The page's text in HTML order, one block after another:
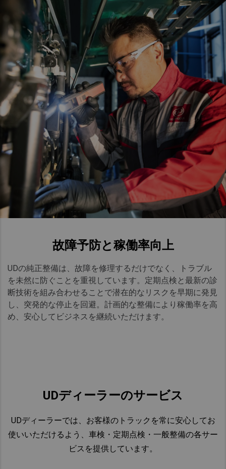
故障予防と稼働率向上
UDの純正整備は、故障を修理するだけでなく、トラブル
を未然に防ぐことを重視しています。定期点検と最新の診
断技術を組み合わせることで潜在的なリスクを早期に発見
し、突発的な停止を回避。計画的な整備により稼働率を高
め、安心してビジネスを継続いただけます。​
UDディーラーのサービス
UDディーラーでは、お客様のトラックを常に安心してお
使いいただけるよう、車検・定期点検・一般整備の各サー
ビスを提供しています。​